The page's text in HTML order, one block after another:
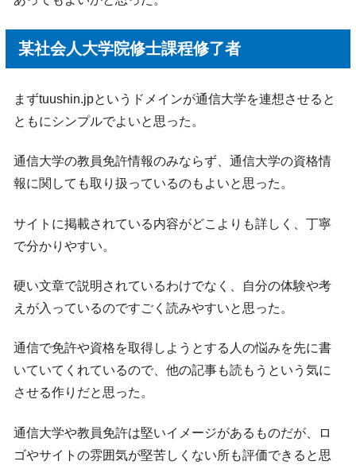
某社会人大学院修士課程修了者
まずtuushin.jpというドメインが通信大学を連想させると
ともにシンプルでよいと思った。
通信大学の教員免許情報のみならず、通信大学の資格情
報に関しても取り扱っているのもよいと思った。
サイトに掲載されている内容がどこよりも詳しく、丁寧
で分かりやすい。
硬い文章で説明されているわけでなく、自分の体験や考
えが入っているのですごく読みやすいと思った。
通信で免許や資格を取得しようとする人の悩みを先に書
いていてくれているので、他の記事も読もうという気に
させる作りだと思った。
通信大学や教員免許は堅いイメージがあるものだが、ロ
ゴやサイトの雰囲気が堅苦しくない所も評価できると思